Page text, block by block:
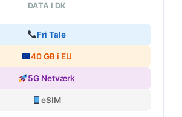
DATA I DK
Fri Tale
40 GB i EU
5G Netværk
eSIM